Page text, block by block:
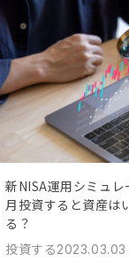
新NISA運用シミュ
月投資すると資産は
る？
投資する2023.03.03